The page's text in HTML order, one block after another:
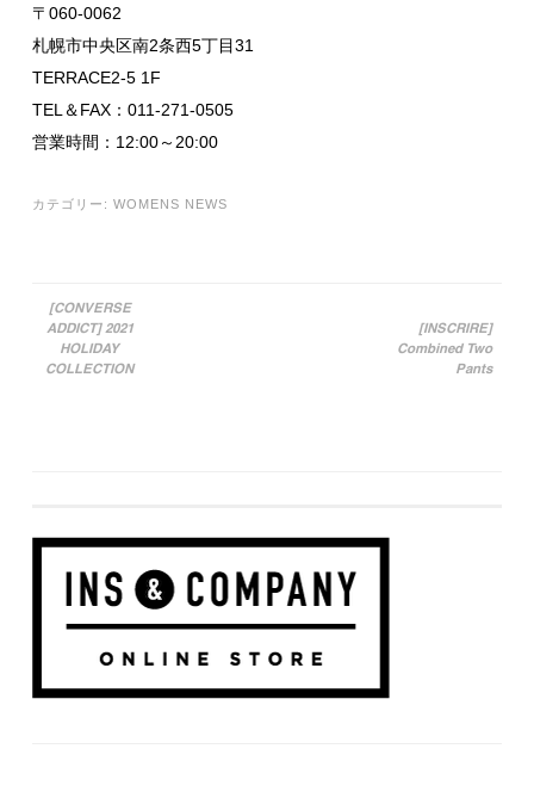
〒060-0062
札幌市中央区南2条西5丁目31
TERRACE2-5 1F
TEL＆FAX：011-271-0505
営業時間：12:00～20:00
カテゴリー: WOMENS NEWS
投稿ナビゲーション
[CONVERSE
ADDICT] 2021
HOLIDAY
COLLECTION
[INSCRIRE]
Combined Two
Pants